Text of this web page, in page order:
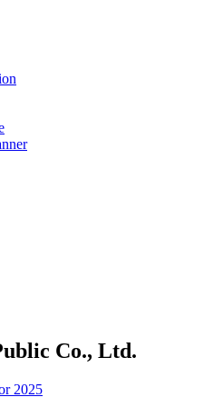
Co., Ltd.
2025